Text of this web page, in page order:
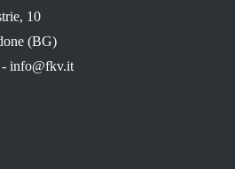
10
(BG)
info@fkv.it